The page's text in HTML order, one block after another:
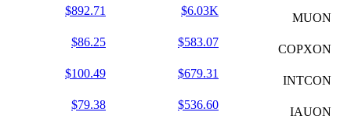
MUON
$6.03K
$892.71
COPXON
$583.07
$86.25
INTCON
$679.31
$100.49
IAUON
$536.60
$79.38